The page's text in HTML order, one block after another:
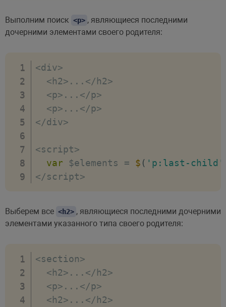
Выполним поиск <p> , являющиеся последними
дочерними элементами своего родителя:
<div>
<h2> ... </h2>
<p> ... </p>
<p> ... </p>
</div>
<script>
var $elements = $ ( 'p:last-child'
</script>
Выберем все <h2> , являющиеся последними дочерними
элементами указанного типа своего родителя:
<section>
<h2> ... </h2>
<p> ... </p>
<h2> ... </h2>